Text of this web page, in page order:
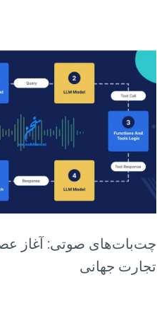
چت‌بات‌های صوتی: آغاز
تجارت جهانی